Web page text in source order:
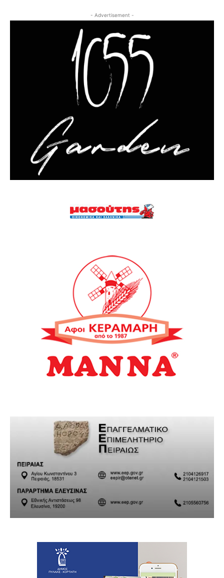
- Advertisement -